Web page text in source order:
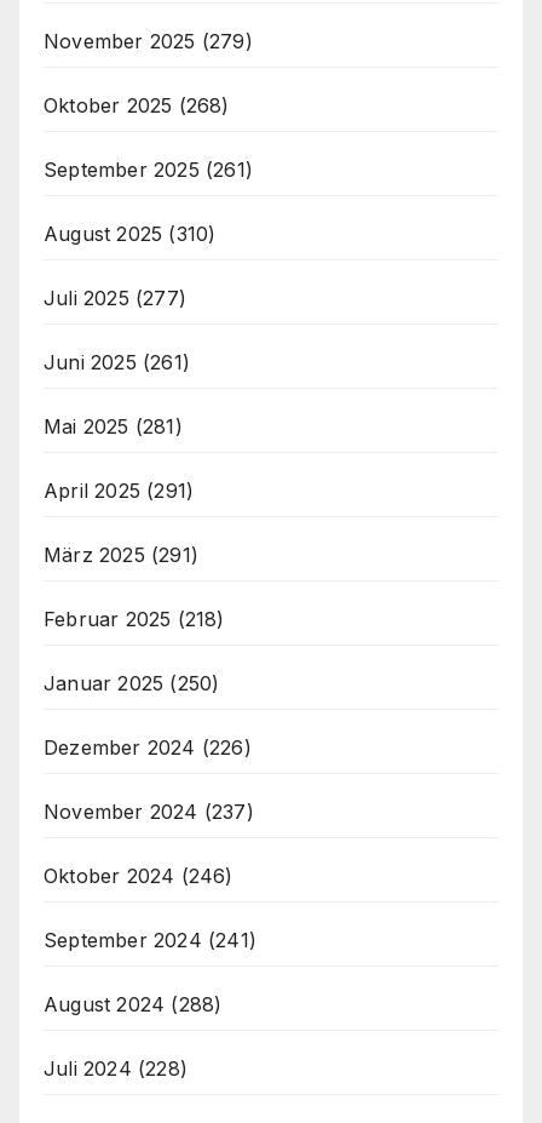
November 2025 (279)
Oktober 2025 (268)
September 2025 (261)
August 2025 (310)
Juli 2025 (277)
Juni 2025 (261)
Mai 2025 (281)
April 2025 (291)
März 2025 (291)
Februar 2025 (218)
Januar 2025 (250)
Dezember 2024 (226)
November 2024 (237)
Oktober 2024 (246)
September 2024 (241)
August 2024 (288)
Juli 2024 (228)